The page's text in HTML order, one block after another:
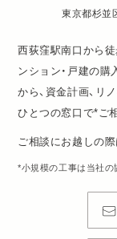
東京都杉並
西荻窪駅南口から徒
ンション・戸建の購
から、資金計画、リ
ひとつの窓口で*ご
ご相談にお越しの際
*小規模の工事は当社の